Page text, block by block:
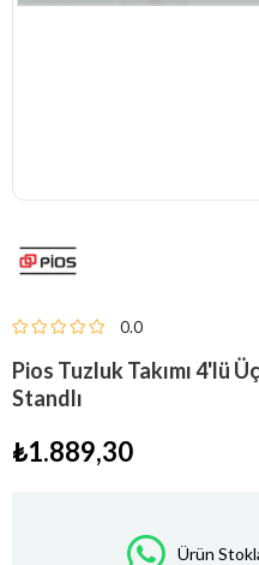
0.0
Pios Tuzluk Takımı 4'lü
Standlı
₺1.889,30
Ürün